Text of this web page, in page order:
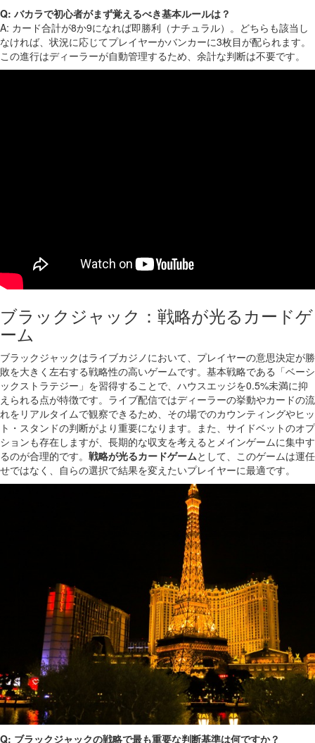
Q: バカラで初心者がまず覚えるべき基本ルールは？
A: カード合計が8か9になれば即勝利（ナチュラル）。どちらも該当し
なければ、状況に応じてプレイヤーかバンカーに3枚目が配られます。
この進行はディーラーが自動管理するため、余計な判断は不要です。
ブラックジャック：戦略が光るカードゲ
ーム
ブラックジャックはライブカジノにおいて、プレイヤーの意思決定が勝
敗を大きく左右する戦略性の高いゲームです。基本戦略である「ベーシ
ックストラテジー」を習得することで、ハウスエッジを0.5%未満に抑
えられる点が特徴です。ライブ配信ではディーラーの挙動やカードの流
れをリアルタイムで観察できるため、その場でのカウンティングやヒッ
ト・スタンドの判断がより重要になります。また、サイドベットのオプ
ションも存在しますが、長期的な収支を考えるとメインゲームに集中す
るのが合理的です。 戦略が光るカードゲームとして、このゲームは運任
せではなく、自らの選択で結果を変えたいプレイヤーに最適です。
Q: ブラックジャックの戦略で最も重要な判断基準は何ですか？